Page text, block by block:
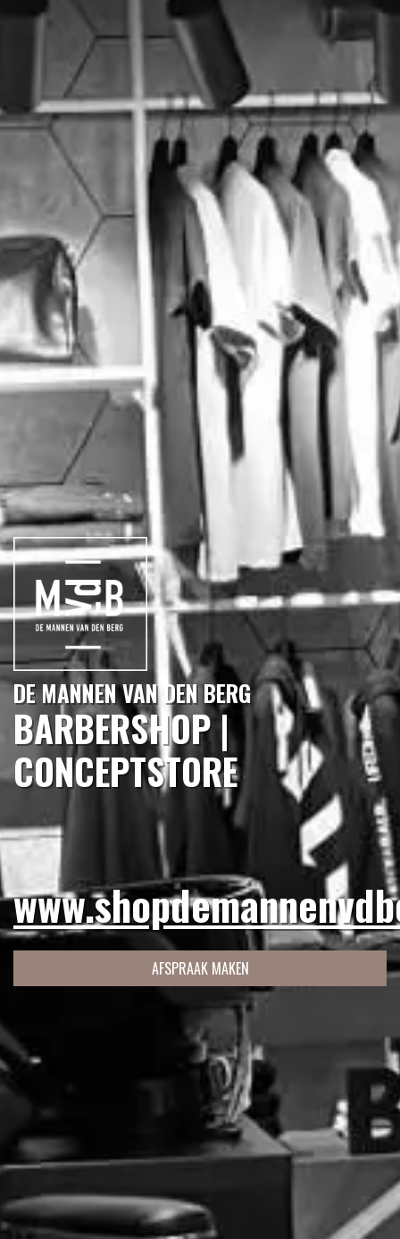
DE MANNEN VAN DEN BERG
BARBERSHOP |
CONCEPTSTORE
AFSPRAAK MAKEN